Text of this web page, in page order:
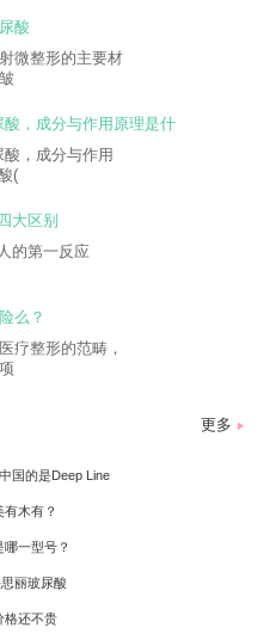
酸
微整形的主要材
酸，成分与作用原理是什
，成分与作用
(
大区别
的第一反应
么？
疗整形的范畴，
更多
国的是Deep Line
木有？
一型号？
丽玻尿酸
格还不贵